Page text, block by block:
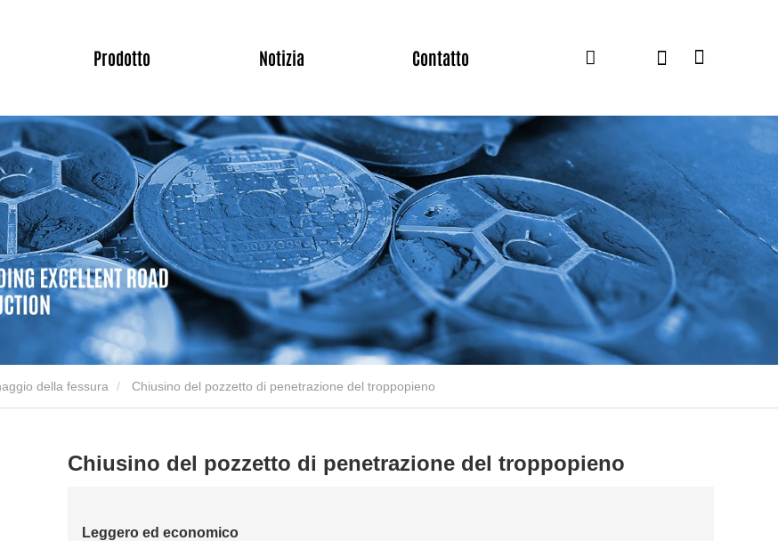
Prodotto Notizia Contatto
della fessura Chiusino del pozzetto di penetrazione del troppopieno
Chiusino del pozzetto di penetrazione del troppopieno
Leggero ed economico